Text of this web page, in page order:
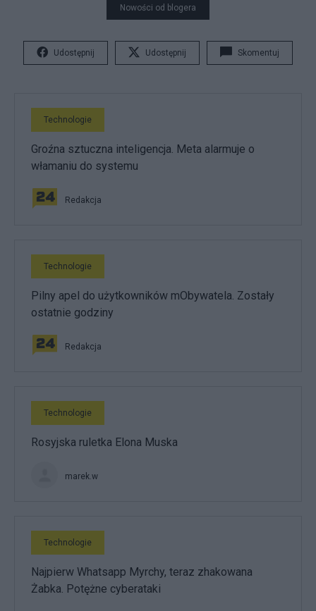
Nowości od blogera
Udostępnij Udostępnij Skomentuj
Technologie
Groźna sztuczna inteligencja. Meta alarmuje o
włamaniu do systemu
Redakcja
Technologie
Pilny apel do użytkowników mObywatela. Zostały
ostatnie godziny
Redakcja
Technologie
Rosyjska ruletka Elona Muska
marek.w
Technologie
Najpierw Whatsapp Myrchy, teraz zhakowana
Żabka. Potężne cyberataki